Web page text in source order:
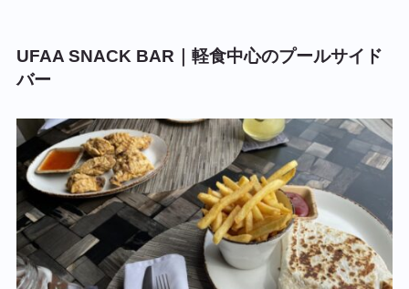
UFAA SNACK BAR｜軽食中心のプールサイド
バー